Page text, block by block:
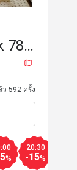
78
ว 592 ครั้ง
%
20:30
-15%